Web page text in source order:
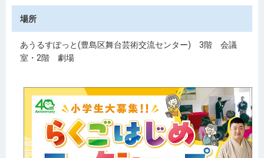
場所
あうるすぽっと(豊島区舞台芸術交流センター) 3階 会議
室・2階 劇場